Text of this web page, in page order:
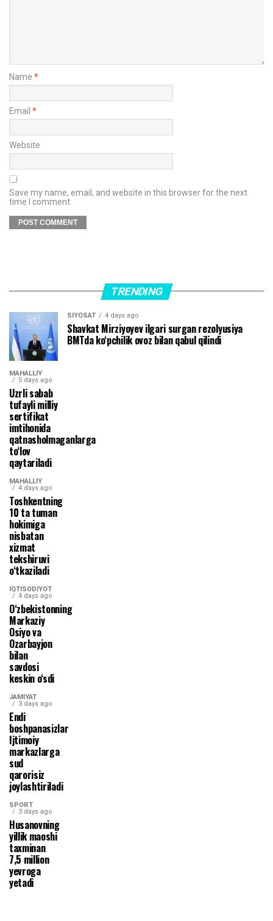
Name *
Email *
Website
Save my name, email, and website in this browser for the next
time I comment.
TRENDING
SIYOSAT 4 days ago
Shavkat Mirziyoyev ilgari surgan rezolyusiya
BMTda ko‘pchilik ovoz bilan qabul qilindi
MAHALLIY
5 days ago
Uzrli sabab
tufayli milliy
sertifikat
imtihonida
qatnasholmaganlarga
to‘lov
qaytariladi
MAHALLIY
4 days ago
Toshkentning
10 ta tuman
hokimiga
nisbatan
xizmat
tekshiruvi
o‘tkaziladi
IQTISODIYOT
4 days ago
O‘zbekistonning
Markaziy
Osiyo va
Ozarbayjon
bilan
savdosi
keskin o‘sdi
JAMIYAT
3 days ago
Endi
boshpanasizlar
Ijtimoiy
markazlarga
sud
qarorisiz
joylashtiriladi
SPORT
3 days ago
Husanovning
yillik maoshi
taxminan
7,5 million
yevroga
yetadi